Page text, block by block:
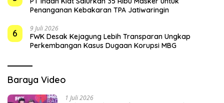
Penanganan Kebakaran TPA Jatiwaringin
6 9 Juli 2026
FWK Desak Kejagung Lebih Transparan Ungkap
Perkembangan Kasus Dugaan Korupsi MBG
Baraya Video
1 Juli 2026